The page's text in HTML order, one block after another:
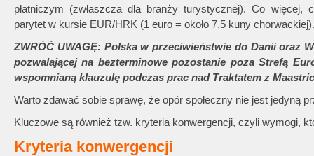
płatniczym (zwłaszcza dla branży turystycznej). Co więcej,
parytet w kursie EUR/HRK (1 euro = około 7,5 kuny chorwackiej).
ZWRÓĆ UWAGĘ: Polska w przeciwieństwie do Danii oraz
pozwalającej na bezterminowe pozostanie poza Strefą
wspomnianą klauzulę podczas prac nad Traktatem z
Warto zdawać sobie sprawę, że opór społeczny nie jest jedyną
Kluczowe są również tzw. kryteria konwergencji, czyli wymogi,
Kryteria konwergencji